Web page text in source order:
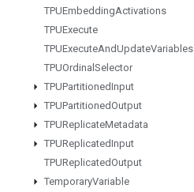
TPUEmbeddingActivations
TPUExecute
TPUExecuteAndUpdateVariables
TPUOrdinal Selector
TPUPartitionedInput
TPUPartitionedOutput
TPUReplicateMetadata
TPUReplicatedInput
TPUReplicatedOutput
TemporaryVariable